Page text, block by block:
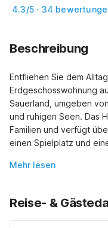
4.3/5 · 34
Beschreibung
Entfliehen Sie dem
Erdgeschosswohnung
Sauerland, umgeben
und ruhigen Seen. Das
Familien und verfügt
einen Spielplatz und
Mehr lesen
Reise- &